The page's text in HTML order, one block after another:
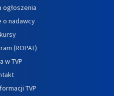
ogłoszenia
o nadawcy
(ROPAT)
w TVP
TVP